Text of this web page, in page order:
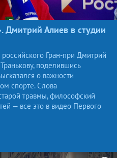
Дмитрий Алиев в студии
Гран-при Дмитрий
поделившись
о важности
спорте. Слова
травмы, философский
— все это в видео Первого